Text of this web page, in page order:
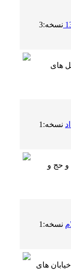
هتل های
حج و
های